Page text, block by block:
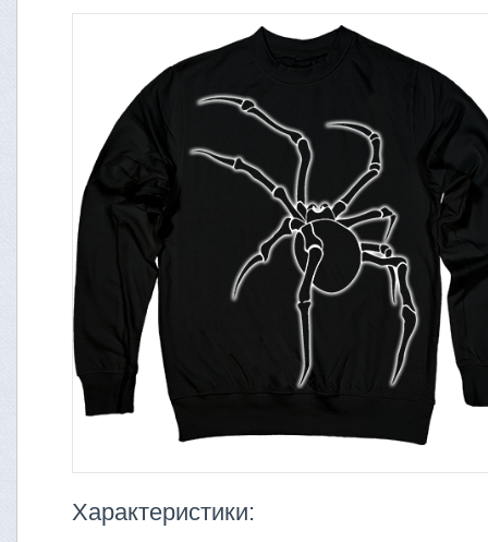
Характеристики: